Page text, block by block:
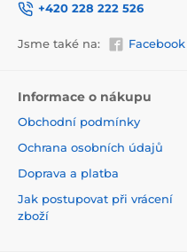
Použitá tisková
přísné normy a mají
certifikaci. Navíc jsou
+420 228 222 526
Jsme také na: Facebook
Informace o nákupu
Obchodní podmínky
Ochrana osobních údajů
Doprava a platba
Jak postupovat při vrácení
zboží